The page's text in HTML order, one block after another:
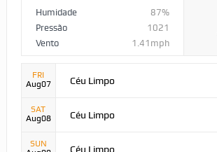
Humidade
87%
Pressão
1021
Vento
1.41mph
FRI
Aug07
Céu Limpo
SAT
Aug08
Céu Limpo
SUN
Céu Limpo